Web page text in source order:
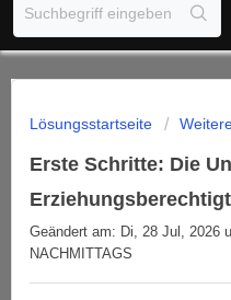
Lösungsstartseite
Erste Schritte: Die
Geändert am: Di, 28 Jul, 2026
NACHMITTAGS